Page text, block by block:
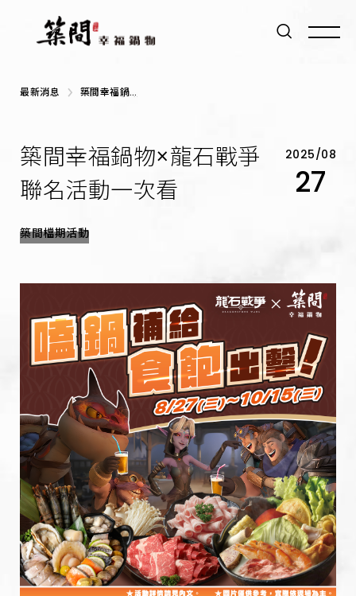
最新消息 築間幸福鍋物
×龍石戰爭 聯
築間幸福鍋物×龍石戰爭
聯名活動一次看
2025/08
27
築間檔期活動